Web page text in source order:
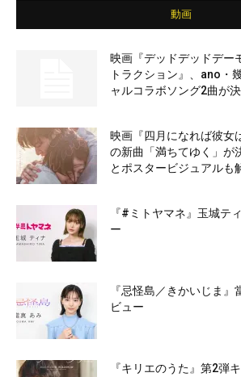
動画
映画『デッドデッドデー
トラクション』、ano・
ャルコラボソング2曲が
映画『四月になれば彼女
の新曲「満ちてゆく」が
とポスタービジュアルも
『#ミトヤマネ』玉城テ
ー
『忌怪島／きかいじま』
ビュー
『キリエのうた』第2弾